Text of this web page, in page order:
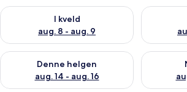
I kveld
aug. 8 - aug. 9
Sjekk tilgjengelighet for i kveld, aug. 8 -
Sjekk
Denne helgen
aug. 14 - aug. 16
Sjekk tilgjengelighet for denne helgen,
Sjekk